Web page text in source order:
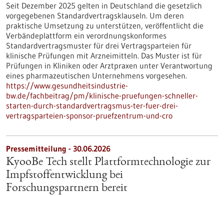
Seit Dezember 2025 gelten in Deutschland die gesetzlich
vorgegebenen Standardvertragsklauseln. Um deren
praktische Umsetzung zu unterstützen, veröffentlicht die
Verbändeplattform ein verordnungskonformes
Standardvertragsmuster für drei Vertragsparteien für
klinische Prüfungen mit Arzneimitteln. Das Muster ist für
Prüfungen in Kliniken oder Arztpraxen unter Verantwortung
eines pharmazeutischen Unternehmens vorgesehen.
https://www.gesundheitsindustrie-
bw.de/fachbeitrag/pm/klinische-pruefungen-schneller-
starten-durch-standardvertragsmus-ter-fuer-drei-
vertragsparteien-sponsor-pruefzentrum-und-cro
Pressemitteilung - 30.06.2026
KyooBe Tech stellt Plattformtechnologie zur
Impfstoffentwicklung bei
Forschungspartnern bereit